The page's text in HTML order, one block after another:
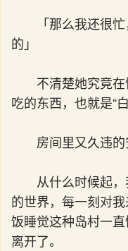
「那么我还很
的」
不清楚她究竟
吃的东西，也就是“
房间里又久违的
从什么时候起
的世界，每一刻对
饭睡觉这种岛村一
离开了。